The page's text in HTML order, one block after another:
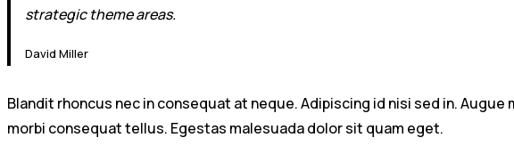
strategic theme areas.
David Miller
Blandit rhoncus nec in consequat at neque. Adipiscing id nisi sed in.
morbi consequat tellus. Egestas malesuada dolor sit quam eget.